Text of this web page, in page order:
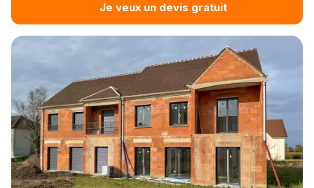
Je veux un devis gratuit